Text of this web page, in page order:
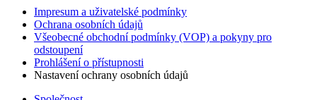
Impresum a uživatelské podmínky
Ochrana osobních údajů
Všeobecné obchodní podmínky (VOP) a pokyny pro
odstoupení
Prohlášení o přístupnosti
Nastavení ochrany osobních údajů